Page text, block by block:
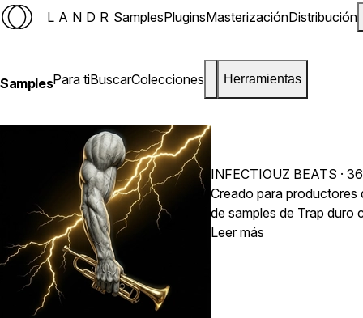
LANDR SamplesPluginsMasterizaciónDistribución
SamplesPara tiBuscarColecciones Herramientas
INFECTIOUZ BEATS ·
Creado para productores
de samples de Trap duro
cinemática. Esta
Leer más